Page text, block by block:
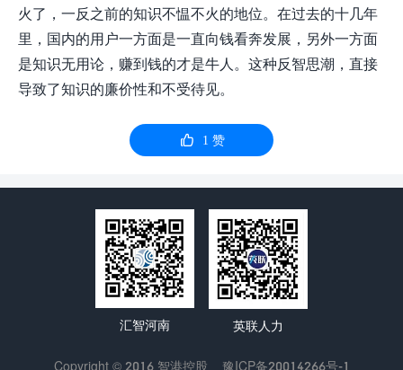
火了，一反之前的知识不愠不火的地位。在过去的十几年
里，国内的用户一方面是一直向钱看奔发展，另外一方面
是知识无用论，赚到钱的才是牛人。这种反智思潮，直接
导致了知识的廉价性和不受待见。
 1 赞
汇智河南 英联人力
Copyright © 2016 智港控股 豫ICP备20014266号-1